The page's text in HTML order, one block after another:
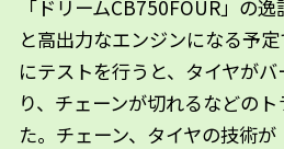
「ドリームCB750FOUR」の
と高出力なエンジンになる予
にテストを行うと、タイヤが
り、チェーンが切れるなどの
た。チェーン、タイヤの技術が